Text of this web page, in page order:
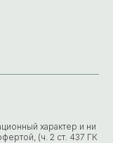
характер и ни
(ч. 2 ст. 437 ГК